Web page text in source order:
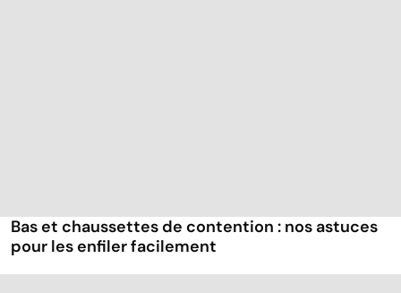
Bas et chaussettes de contention : nos astuces
pour les enfiler facilement